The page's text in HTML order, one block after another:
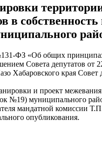
в
ФЗ «Об общих
Совета депутатов
Хабаровского края Совет
и проект
№19) муниципального
мандатной комиссии
опубликования.